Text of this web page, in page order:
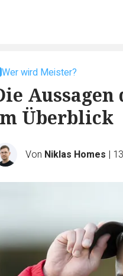
Wer wird Meister?
Überblick
Von Niklas Homes |